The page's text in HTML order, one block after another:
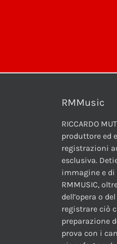
RMMusic
RICCARDO
produttore ed
registrazioni
esclusiva.
immagine e
RMMUSIC,
dell’opera o
registrare ciò
preparazione
prova con i